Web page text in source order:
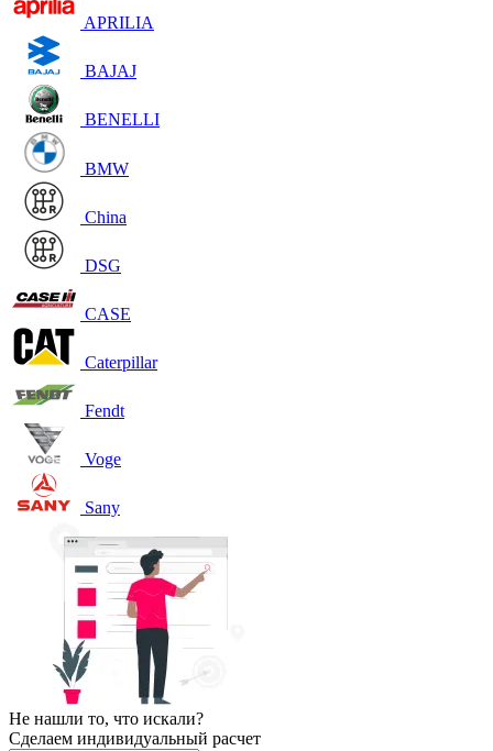
APRILIA
BAJAJ
BENELLI
BMW
China
DSG
CASE
Caterpillar
Fendt
Voge
Sany
Не нашли то, что искали?
Сделаем индивидуальный расчет